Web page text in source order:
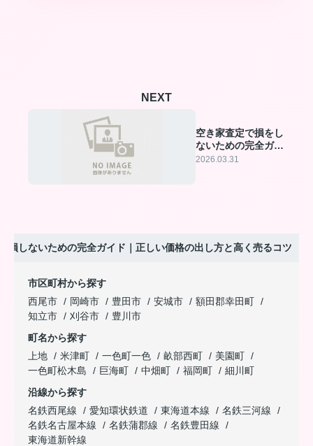
NEXT
空き家査定で損をし
ないための完全ガイ
ド
2026.03.31
損しないための完全ガイド｜正しい価格の出し方と高く売るコツ
市区町村から探す
西尾市
岡崎市 豊田市 安城市
額田郡幸田町
知立市
刈谷市
豊川市
町名から探す
上地
米津町 一色町一色 畝部西町
美園町
一色町松木島
巨海町 中畑町 福岡町
細川町
沿線から探す
名鉄西尾線
愛知環状鉄道 東海道本線
名鉄三河線
名鉄名古屋本線
名鉄蒲郡線
名鉄豊田線
東海道新幹線